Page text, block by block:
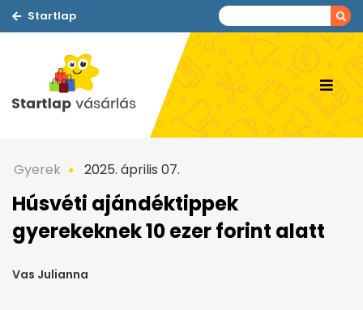
Startlap
Gyerek 2025. április 07.
Húsvéti ajándéktippek
gyerekeknek 10 ezer forint alatt
Vas Julianna